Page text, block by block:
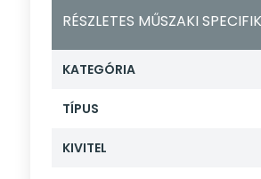
RÉSZLETES MŰSZAKI
KATEGÓRIA
TÍPUS
KIVITEL